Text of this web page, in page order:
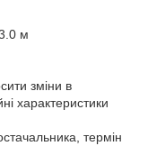
м
зміни в
характеристики
термін